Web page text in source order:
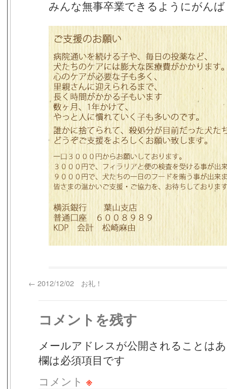
みんな無事卒業できるようにがん
← 2012/12/02 お礼！
コメントを残す
メールアドレスが公開されることは
欄は必須項目です
コメント ※